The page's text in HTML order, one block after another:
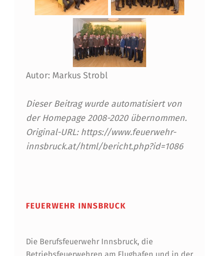
Autor: Markus Strobl
Dieser Beitrag wurde automatisiert von
der Homepage 2008-2020 übernommen.
Original-URL: https://www.feuerwehr-
innsbruck.at/html/bericht.php?id=1086
FEUERWEHR INNSBRUCK
Die Berufsfeuerwehr Innsbruck, die